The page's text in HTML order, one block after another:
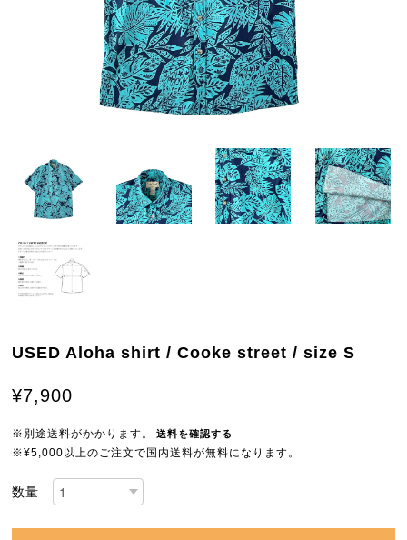
USED Aloha shirt / Cooke street / size S
¥7,900
※別途送料がかかります。 送料を確認する
※¥5,000以上のご注文で国内送料が無料になります。
数量